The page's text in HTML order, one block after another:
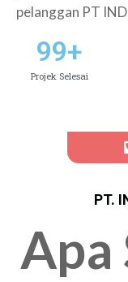
pelanggan PT
99+
Projek Selesai
PT.
Apa